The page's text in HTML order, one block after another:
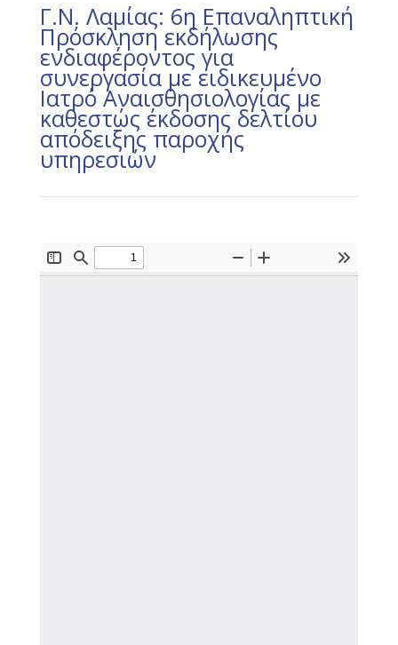
Γ.Ν. Λαμίας: 6η Επαναληπτική
Πρόσκληση εκδήλωσης
ενδιαφέροντος για
συνεργασία με ειδικευμένο
Ιατρό Αναισθησιολογίας με
καθεστώς έκδοσης δελτίου
απόδειξης παροχής
υπηρεσιών